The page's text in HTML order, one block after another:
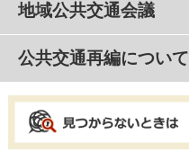
地域公共交通会議
公共交通再編について